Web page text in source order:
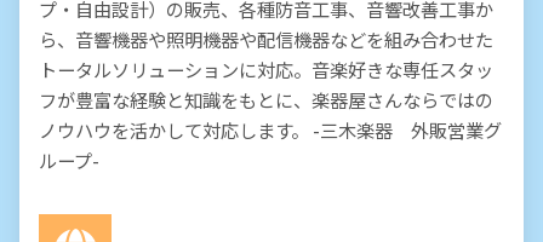
プ・自由設計）の販売、各種防音工事、音響改善工事か
ら、音響機器や照明機器や配信機器などを組み合わせた
トータルソリューションに対応。音楽好きな専任スタッ
フが豊富な経験と知識をもとに、楽器屋さんならではの
ノウハウを活かして対応します。 -三木楽器 外販営業グ
ループ-